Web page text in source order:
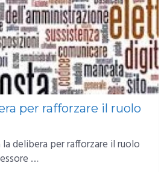
per rafforzare il ruolo
delibera per rafforzare il ruolo
…